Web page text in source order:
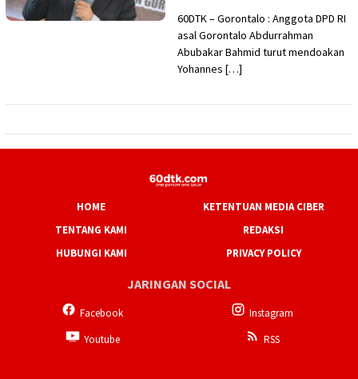
60DTK – Gorontalo : Anggota DPD RI
asal Gorontalo Abdurrahman
Abubakar Bahmid turut mendoakan
Yohannes […]
HOME
KETENTUAN MEDIA CIBER
TENTANG KAMI
REDAKSI
HUBUNGI KAMI
PRIVACY POLICY
JARINGAN SOCIAL
Facebook
Instagram
Youtube
RSS